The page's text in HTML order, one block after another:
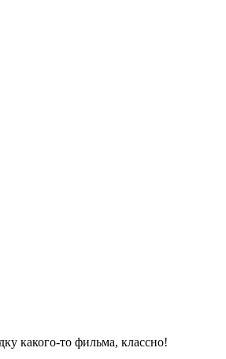
какого-то фильма, классно!